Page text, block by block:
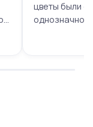
цветы были
однозначно.